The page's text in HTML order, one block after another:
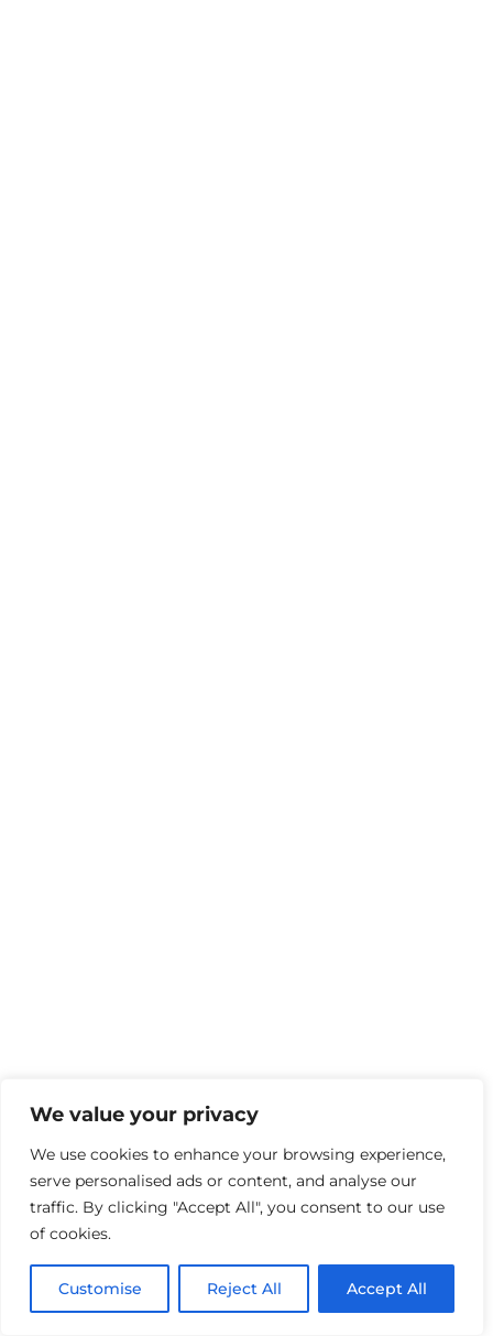
We value your privacy
We use cookies to enhance your browsing experience,
serve personalised ads or content, and analyse our
traffic. By clicking "Accept All", you consent to our use
of cookies.
Customise Reject All Accept All